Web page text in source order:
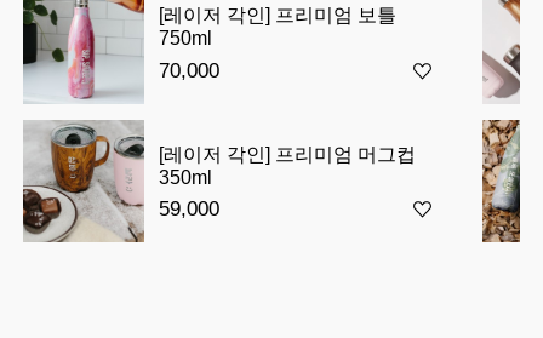
[레이저 각인] 프리미엄 보틀
750ml
70,000
[레이저 각인] 프리미엄 머그컵
350ml
59,000